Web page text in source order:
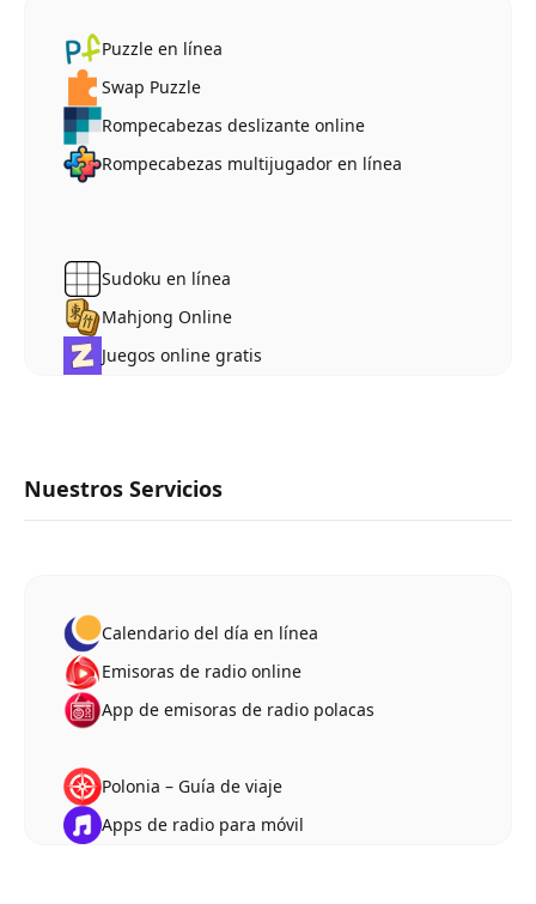
Puzzle en línea
Swap Puzzle
Rompecabezas deslizante online
Rompecabezas multijugador en línea
Sudoku en línea
Mahjong Online
Juegos online gratis
Nuestros Servicios
Calendario del día en línea
Emisoras de radio online
App de emisoras de radio polacas
Polonia – Guía de viaje
Apps de radio para móvil